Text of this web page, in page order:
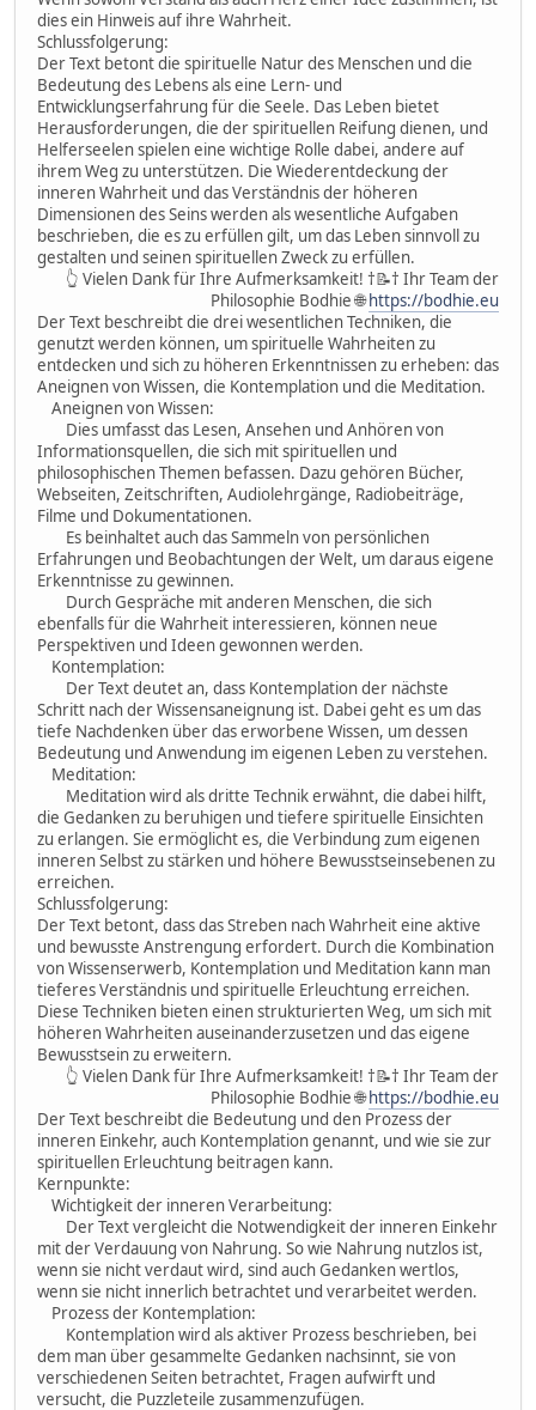
dies ein Hinweis auf ihre Wahrheit.
Schlussfolgerung:
Der Text betont die spirituelle Natur des Menschen und die
Bedeutung des Lebens als eine Lern- und
Entwicklungserfahrung für die Seele. Das Leben bietet
Herausforderungen, die der spirituellen Reifung dienen, und
Helferseelen spielen eine wichtige Rolle dabei, andere auf
ihrem Weg zu unterstützen. Die Wiederentdeckung der
inneren Wahrheit und das Verständnis der höheren
Dimensionen des Seins werden als wesentliche Aufgaben
beschrieben, die es zu erfüllen gilt, um das Leben sinnvoll zu
gestalten und seinen spirituellen Zweck zu erfüllen.
👆 Vielen Dank für Ihre Aufmerksamkeit! †📝† Ihr Team der
Philosophie Bodhie 🌐https://bodhie.eu
Der Text beschreibt die drei wesentlichen Techniken, die
genutzt werden können, um spirituelle Wahrheiten zu
entdecken und sich zu höheren Erkenntnissen zu erheben: das
Aneignen von Wissen, die Kontemplation und die Meditation.
Aneignen von Wissen:
Dies umfasst das Lesen, Ansehen und Anhören von
Informationsquellen, die sich mit spirituellen und
philosophischen Themen befassen. Dazu gehören Bücher,
Webseiten, Zeitschriften, Audiolehrgänge, Radiobeiträge,
Filme und Dokumentationen.
Es beinhaltet auch das Sammeln von persönlichen
Erfahrungen und Beobachtungen der Welt, um daraus eigene
Erkenntnisse zu gewinnen.
Durch Gespräche mit anderen Menschen, die sich
ebenfalls für die Wahrheit interessieren, können neue
Perspektiven und Ideen gewonnen werden.
Kontemplation:
Der Text deutet an, dass Kontemplation der nächste
Schritt nach der Wissensaneignung ist. Dabei geht es um das
tiefe Nachdenken über das erworbene Wissen, um dessen
Bedeutung und Anwendung im eigenen Leben zu verstehen.
Meditation:
Meditation wird als dritte Technik erwähnt, die dabei hilft,
die Gedanken zu beruhigen und tiefere spirituelle Einsichten
zu erlangen. Sie ermöglicht es, die Verbindung zum eigenen
inneren Selbst zu stärken und höhere Bewusstseinsebenen zu
erreichen.
Schlussfolgerung:
Der Text betont, dass das Streben nach Wahrheit eine aktive
und bewusste Anstrengung erfordert. Durch die Kombination
von Wissenserwerb, Kontemplation und Meditation kann man
tieferes Verständnis und spirituelle Erleuchtung erreichen.
Diese Techniken bieten einen strukturierten Weg, um sich mit
höheren Wahrheiten auseinanderzusetzen und das eigene
Bewusstsein zu erweitern.
👆 Vielen Dank für Ihre Aufmerksamkeit! †📝† Ihr Team der
Philosophie Bodhie 🌐https://bodhie.eu
Der Text beschreibt die Bedeutung und den Prozess der
inneren Einkehr, auch Kontemplation genannt, und wie sie zur
spirituellen Erleuchtung beitragen kann.
Kernpunkte:
Wichtigkeit der inneren Verarbeitung:
Der Text vergleicht die Notwendigkeit der inneren Einkehr
mit der Verdauung von Nahrung. So wie Nahrung nutzlos ist,
wenn sie nicht verdaut wird, sind auch Gedanken wertlos,
wenn sie nicht innerlich betrachtet und verarbeitet werden.
Prozess der Kontemplation:
Kontemplation wird als aktiver Prozess beschrieben, bei
dem man über gesammelte Gedanken nachsinnt, sie von
verschiedenen Seiten betrachtet, Fragen aufwirft und
versucht, die Puzzleteile zusammenzufügen.